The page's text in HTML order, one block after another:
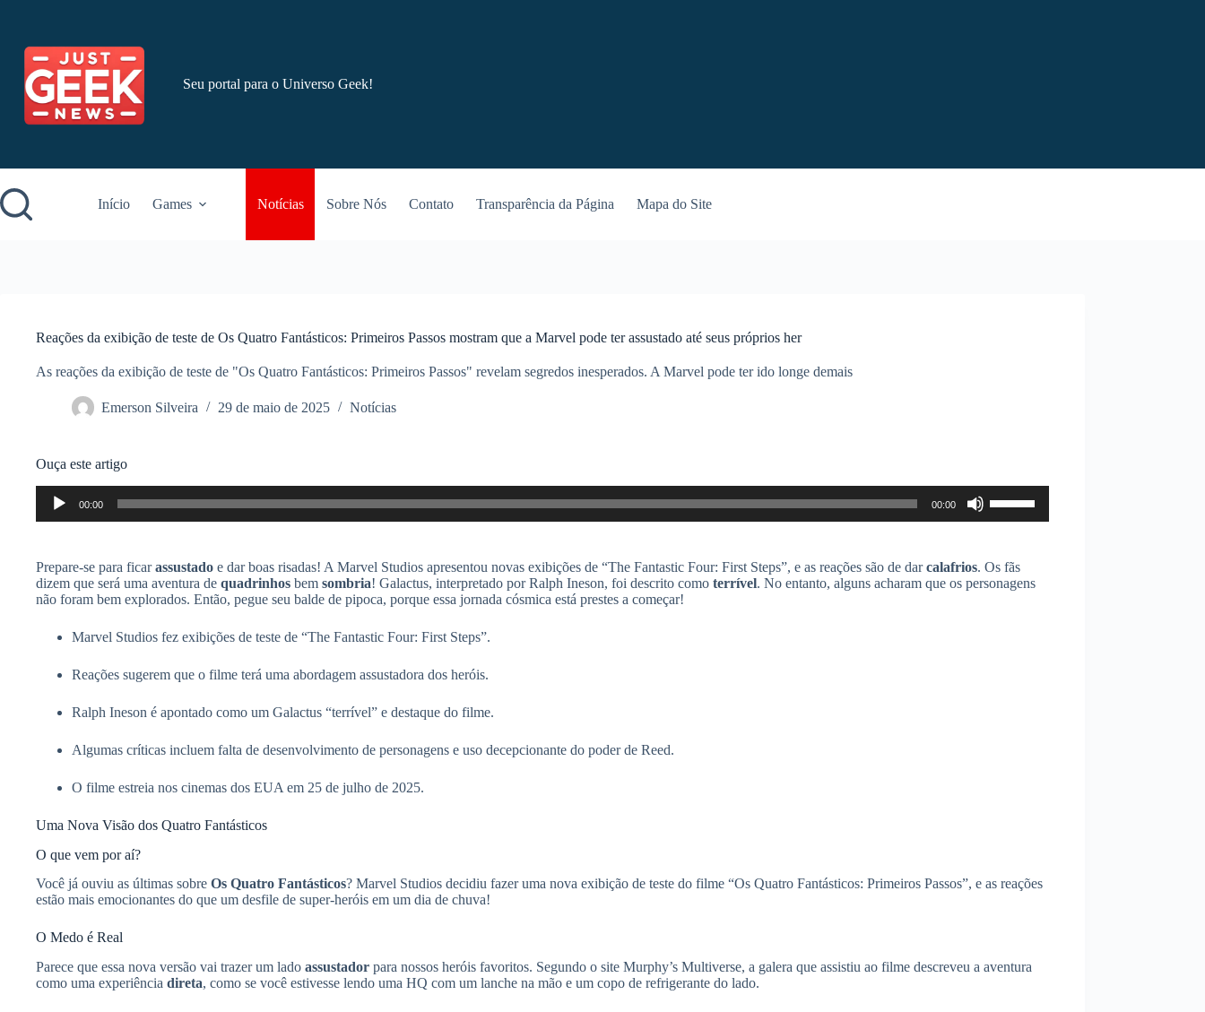
conteúdo
Seu portal para o Universo Geek!
Início Games Notícias Sobre Nós Contato Transparência da Página Mapa do Site
Reações da exibição de teste de Os Quatro Fantásticos: Primeiros Passos mostram que a Marvel pode ter assustado até seus próprios her
As reações da exibição de teste de "Os Quatro Fantásticos: Primeiros Passos" revelam segredos inesperados. A Marvel pode ter ido longe demais
Emerson Silveira 29 de maio de 2025 Notícias
Ouça este artigo
Tocador
áudio
00:00 00:00
as
setas
ou
para
Prepare-se para ficarassustado e dar boas risadas! A Marvel Studios apresentou novas exibições de “The Fantastic Four: First Steps”, e as reações são de darcalafrios. Os fãs
dizem que será uma aventura de quadrinhos bem sombria! Galactus, interpretado por Ralph Ineson, foi descrito como terrível. No entanto, alguns acharam que os personagens
não foram bem explorados. Então, pegue seu balde de pipoca, porque essa jornada cósmica está prestes a começar!
Marvel Studios fez exibições de teste de “The Fantastic Four: First Steps”.
Reações sugerem que o filme terá uma abordagem assustadora dos heróis.
Ralph Ineson é apontado como um Galactus “terrível” e destaque do filme.
Algumas críticas incluem falta de desenvolvimento de personagens e uso decepcionante do poder de Reed.
O filme estreia nos cinemas dos EUA em 25 de julho de 2025.
Uma Nova Visão dos Quatro Fantásticos
O que vem por aí?
Você já ouviu as últimas sobre Os Quatro Fantásticos? Marvel Studios decidiu fazer uma nova exibição de teste do filme “Os Quatro Fantásticos: Primeiros Passos”, e as reações
estão mais emocionantes do que um desfile de super-heróis em um dia de chuva!
O Medo é Real
Parece que essa nova versão vai trazer um lado assustador para nossos heróis favoritos. Segundo o site Murphy’s Multiverse, a galera que assistiu ao filme descreveu a aventura
como uma experiência direta, como se você estivesse lendo uma HQ com um lanche na mão e um copo de refrigerante do lado.